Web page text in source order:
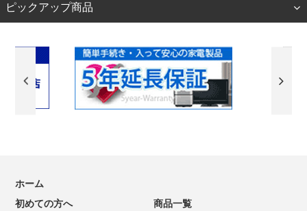
ピックアップ商品
ホーム
初めての方へ
商品一覧